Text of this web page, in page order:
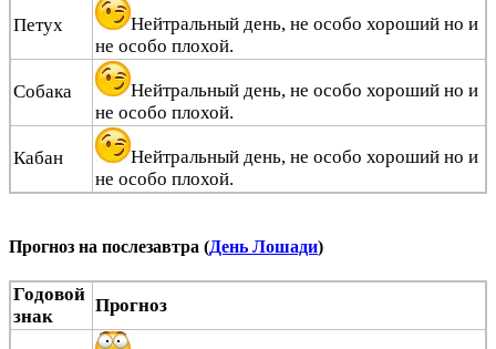
Петух
Нейтральный день, не особо хороший но и
не особо плохой.
Собака
Нейтральный день, не особо хороший но и
не особо плохой.
Кабан
Нейтральный день, не особо хороший но и
не особо плохой.
Прогноз на послезавтра (День Лошади)
Годовой
знак
Прогноз